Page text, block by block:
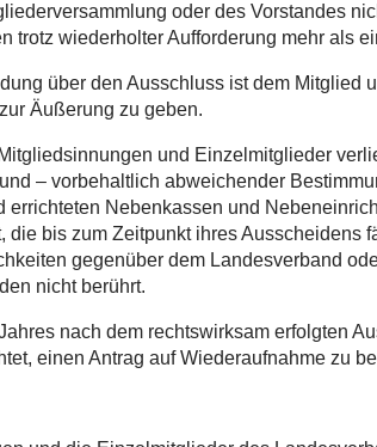
oder des Vorstandes
trotz wiederholter Aufforderung mehr als
über den Ausschluss ist dem Mitglied
Äußerung zu geben.
und Einzelmitglieder
– vorbehaltlich abweichender
errichteten Nebenkassen und
die bis zum Zeitpunkt ihres Ausscheidens
gegenüber dem Landesverband
nicht berührt.
nach dem rechtswirksam erfolgten
einen Antrag auf Wiederaufnahme zu